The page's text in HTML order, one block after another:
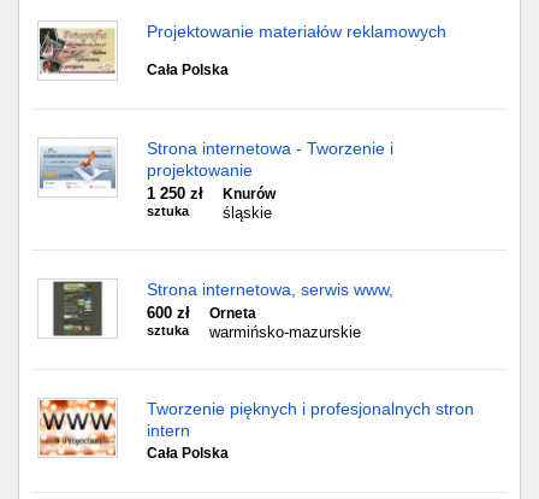
Projektowanie materiałów reklamowych
Cała Polska
Strona internetowa - Tworzenie i
projektowanie
1 250 zł
sztuka
Knurów
śląskie
Strona internetowa, serwis www,
600 zł
sztuka
Orneta
warmińsko-mazurskie
Tworzenie pięknych i profesjonalnych stron
intern
Cała Polska